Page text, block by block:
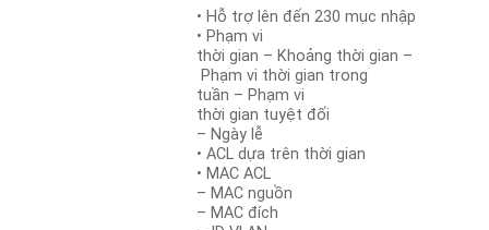
• Hỗ trợ lên đến 230 mục nhập
• Phạm vi
thời gian – Khoảng thời gian –
Phạm vi thời gian trong
tuần – Phạm vi
thời gian tuyệt đối
– Ngày lễ
• ACL dựa trên thời gian
• MAC ACL
– MAC nguồn
– MAC đích